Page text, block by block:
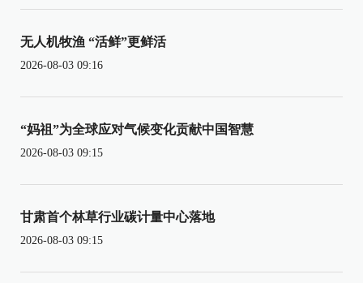
无人机牧渔 “活鲜”更鲜活
2026-08-03 09:16
“妈祖”为全球应对气候变化贡献中国智慧
2026-08-03 09:15
甘肃首个林草行业碳计量中心落地
2026-08-03 09:15